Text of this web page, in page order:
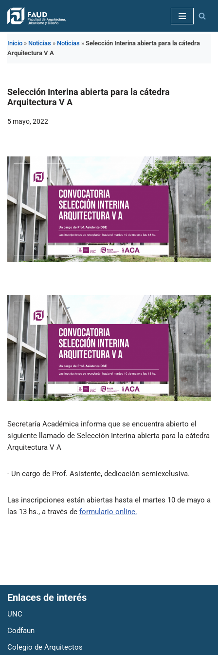
Saltar
contenido
Inicio » Noticias » Noticias » Selección Interina abierta para la cátedra
Arquitectura V A
Selección Interina abierta para la cátedra
Arquitectura V A
5 mayo, 2022
Secretaría Académica informa que se encuentra abierto el
siguiente llamado de Selección Interina abierta para la cátedra
Arquitectura V A
- Un cargo de Prof. Asistente, dedicación semiexclusiva.
Las inscripciones están abiertas hasta el martes 10 de mayo a
las 13 hs., a través de formulario online.
Enlaces de interés
UNC
Codfaun
Colegio de Arquitectos